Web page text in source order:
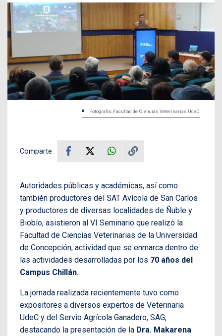
Fotografía: Facultad de Ciencias Veterinarias UdeC
Comparte
Autoridades públicas y académicas, así como
también productores del SAT Avícola de San Carlos
y productores de diversas localidades de Ñuble y
Biobío, asistieron al VI Seminario que realizó la
Facultad de Ciencias Veterinarias de la Universidad
de Concepción, actividad que se enmarca dentro de
las actividades desarrolladas por los 70 años del
Campus Chillán.
La jornada realizada recientemente tuvo como
expositores a diversos expertos de Veterinaria
UdeC y del Servio Agrícola Ganadero, SAG,
destacando la presentación de la Dra. Makarena